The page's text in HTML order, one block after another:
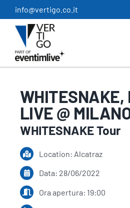
Salta
al
contenuto
info@vertigo.co.it
WHITESNAKE,
LIVE @
WHITESNAKE Tour
Location: Alcatraz
Data: 28/06/2022
Ora apertura: 19:00